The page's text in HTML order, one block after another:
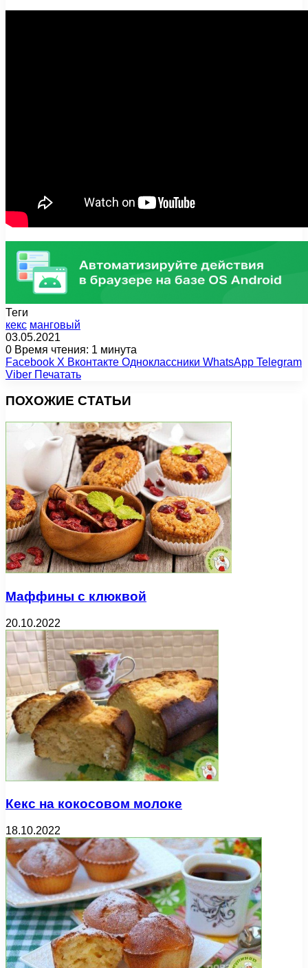
Теги
кекс манговый
03.05.2021
0 Время чтения: 1 минута
Facebook X Вконтакте Одноклассники WhatsApp Telegram
Viber Печатать
ПОХОЖИЕ СТАТЬИ
Маффины с клюквой
20.10.2022
Кекс на кокосовом молоке
18.10.2022